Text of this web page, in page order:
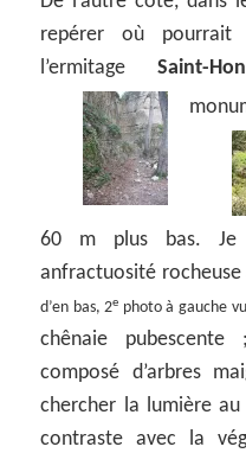
repérer où
l’ermitage Saint-
60 m plus bas. Je
anfractuosité
d’en bas, 2e photo à gauche
chênaie
composé d’arbres
chercher la lumière
contraste avec la